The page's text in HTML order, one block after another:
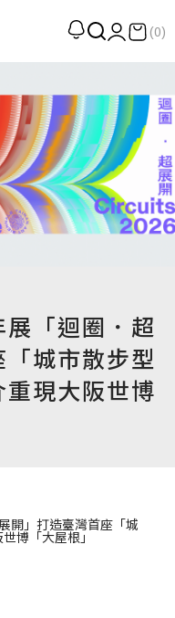
(0)
「迴圈．超
城市散步型
現大阪世博
開」打造臺灣首座「城
博「大屋根」